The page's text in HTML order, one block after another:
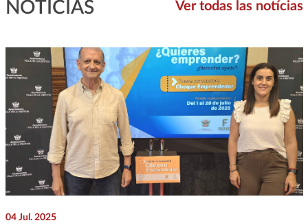
NOTICIAS Ver todas las notícias
04 Jul. 2025